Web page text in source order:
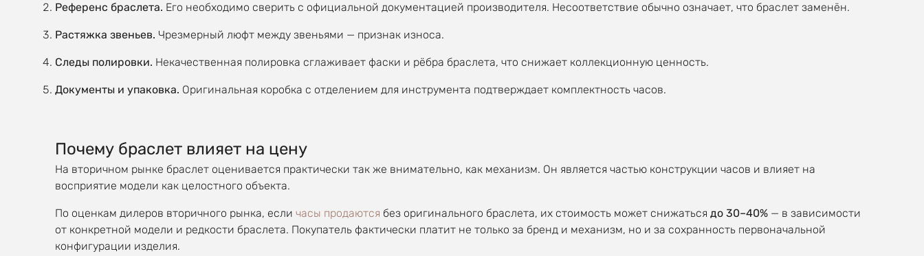
Референс браслета. Его необходимо сверить с официальной документацией производителя. Несоответствие обычно означает, что браслет заменён.
Растяжка звеньев. Чрезмерный люфт между звеньями — признак износа.
Следы полировки. Некачественная полировка сглаживает фаски и рёбра браслета, что снижает коллекционную ценность.
Документы и упаковка. Оригинальная коробка с отделением для инструмента подтверждает комплектность часов.
Почему браслет влияет на цену
На вторичном рынке браслет оценивается практически так же внимательно, как механизм. Он является частью конструкции часов и влияет на
восприятие модели как целостного объекта.
По оценкам дилеров вторичного рынка, если часы продаются без оригинального браслета, их стоимость может снижаться до 30–40%— в зависимости
от конкретной модели и редкости браслета. Покупатель фактически платит не только за бренд и механизм, но и за сохранность первоначальной
конфигурации изделия.